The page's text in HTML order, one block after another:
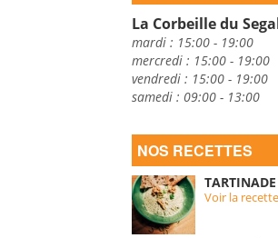
La Corbeille du
mardi : 15:00 - 19:00
mercredi : 15:00 - 19:00
vendredi : 15:00 - 19:00
samedi : 09:00 - 13:00
NOS RECETTES
Voir la